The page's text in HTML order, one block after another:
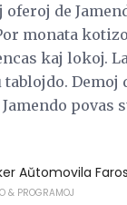
de
monata
kaj lokoj.
Demoj
Aŭtomovila
& PROGRAMOJ